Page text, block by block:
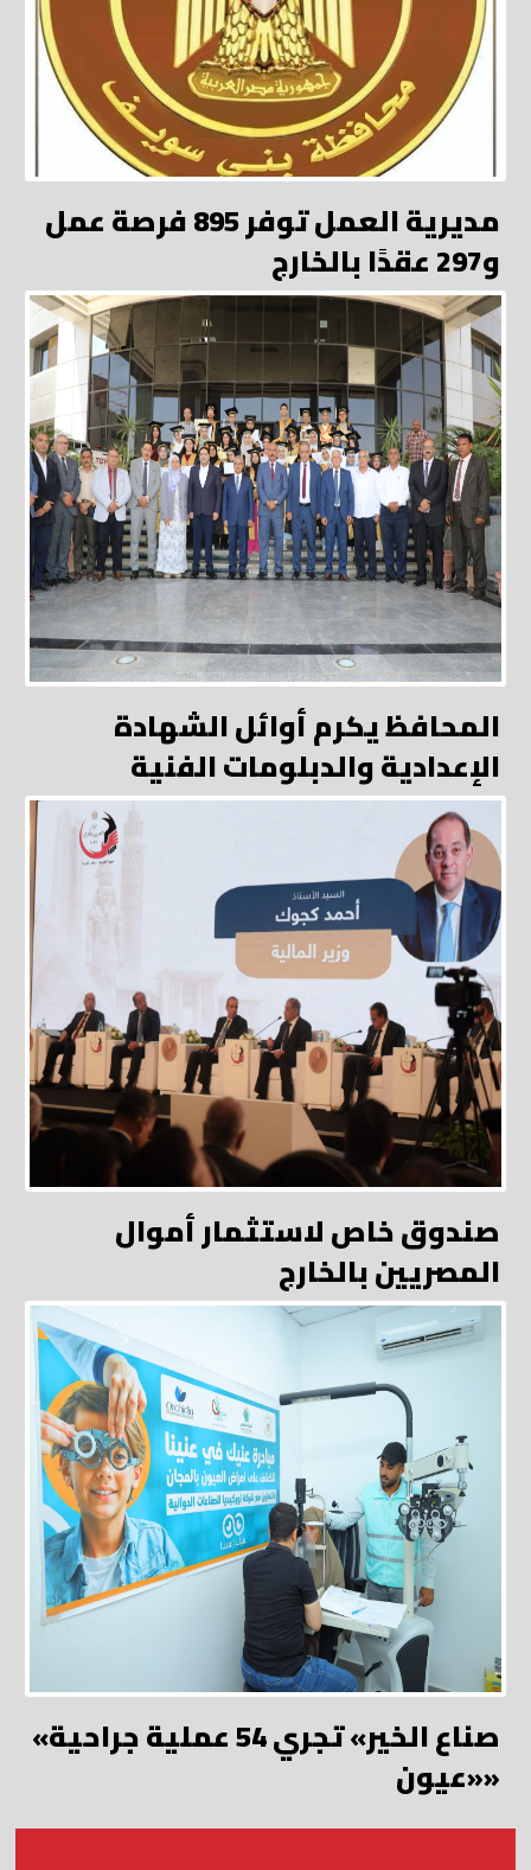
مديرية العمل توفر 895 فرصة عمل
و297 عقدًا بالخارج
المحافظ يكرم أوائل الشهادة
الإعدادية والدبلومات الفنية
صندوق خاص لاستثمار أموال
المصريين بالخارج
«صناع الخير» تجري 54 عملية جراحية
«عيون»